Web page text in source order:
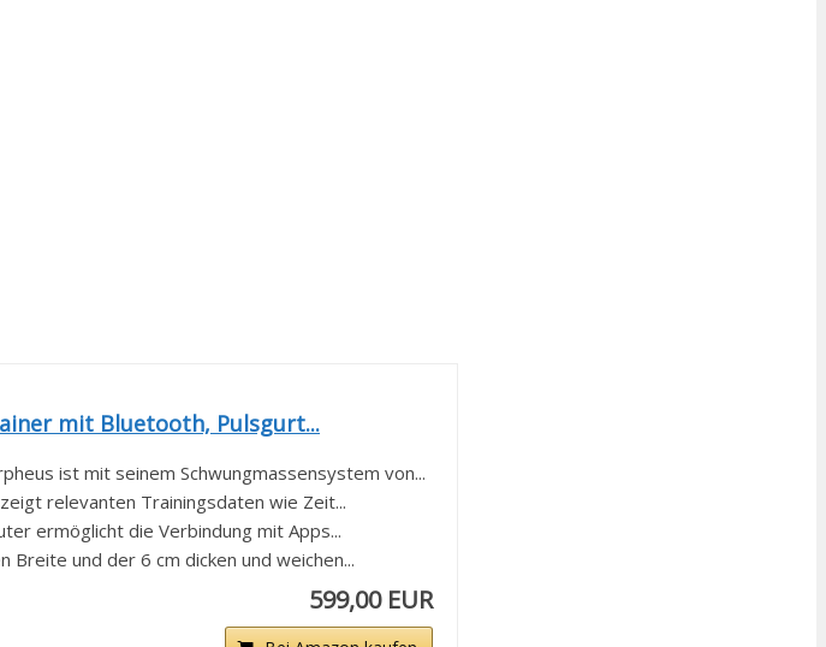
mit Bluetooth, Pulsgurt...
ist mit seinem Schwungmassensystem von...
relevanten Trainingsdaten wie Zeit...
ermöglicht die Verbindung mit Apps...
und der 6 cm dicken und weichen...
599,00 EUR